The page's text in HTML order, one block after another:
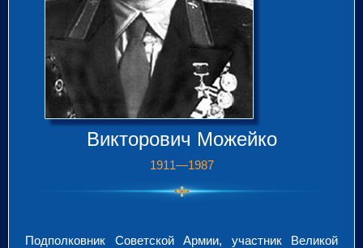
Викторович Можейко
1911—1987
Подполковник Советской Армии, участник Великой